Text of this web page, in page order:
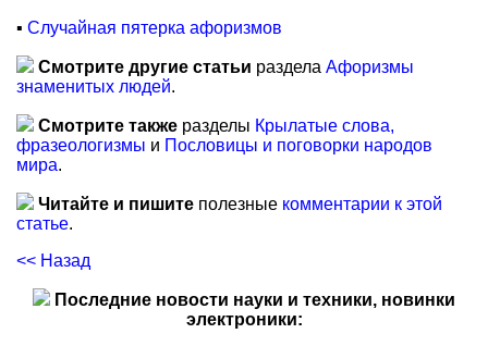
▪ Случайная пятерка афоризмов
Смотрите другие статьи раздела Афоризмы
знаменитых людей.
Смотрите также разделы Крылатые слова,
фразеологизмы и Пословицы и поговорки народов
мира.
Читайте и пишите полезные комментарии к этой
статье.
<< Назад
Последние новости науки и техники, новинки
электроники: